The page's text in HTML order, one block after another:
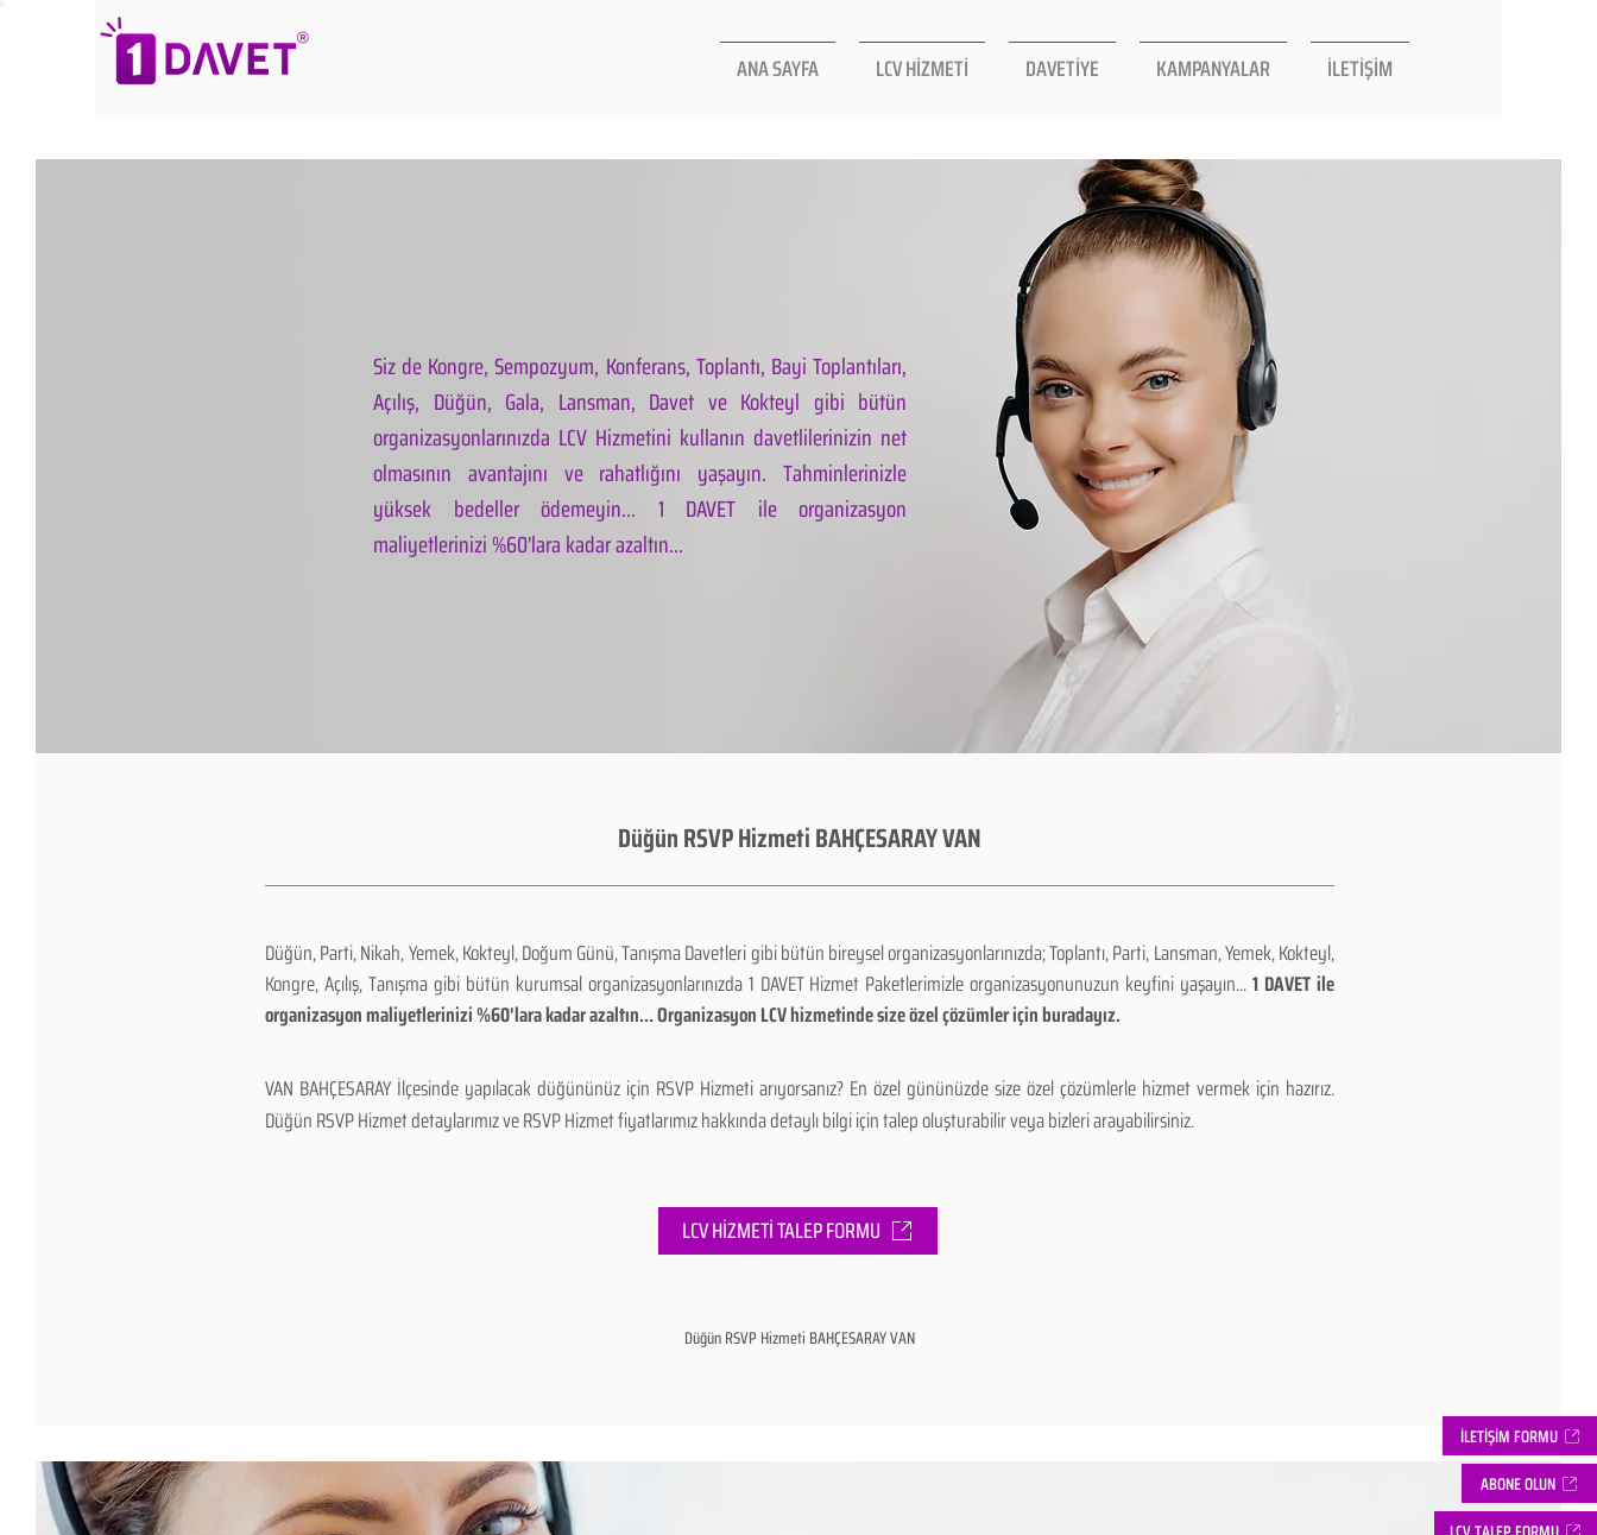
ANA SAYFA LCV HİZMETİ DAVETİYE KAMPANYALAR İLETİŞİM
ABONE OLUN
İLETİŞİM FORMU
Siz de Kongre, Sempozyum, Konferans, Toplantı, Bayi Toplantıları,
Açılış, Düğün, Gala, Lansman, Davet ve Kokteyl gibi bütün
organizasyonlarınızda LCV Hizmetini kullanın davetlilerinizin net
olmasının avantajını ve rahatlığını yaşayın. Tahminlerinizle
yüksek bedeller ödemeyin... 1 DAVET ile organizasyon
maliyetlerinizi %60'lara kadar azaltın...
Düğün RSVP Hizmeti BAHÇESARAY VAN
Düğün, Parti, Nikah, Yemek, Kokteyl, Doğum Günü, Tanışma Davetleri gibi bütün bireysel organizasyonlarınızda; Toplantı, Parti, Lansman, Yemek, Kokteyl,
Kongre, Açılış, Tanışma gibi bütün kurumsal organizasyonlarınızda 1 DAVET Hizmet Paketlerimizle organizasyonunuzun keyfini yaşayın...1 DAVET ile
organizasyon maliyetlerinizi %60'lara kadar azaltın... Organizasyon LCV hizmetinde size özel çözümler için buradayız.
VAN BAHÇESARAY İlçesinde yapılacak düğününüz için RSVP Hizmeti arıyorsanız? En özel gününüzde size özel çözümlerle hizmet vermek için hazırız.
Düğün RSVP Hizmet detaylarımız ve RSVP Hizmet fiyatlarımız hakkında detaylı bilgi için talep oluşturabilir veya bizleri arayabilirsiniz.
LCV HİZMETİ TALEP FORMU
Düğün RSVP Hizmeti BAHÇESARAY VAN